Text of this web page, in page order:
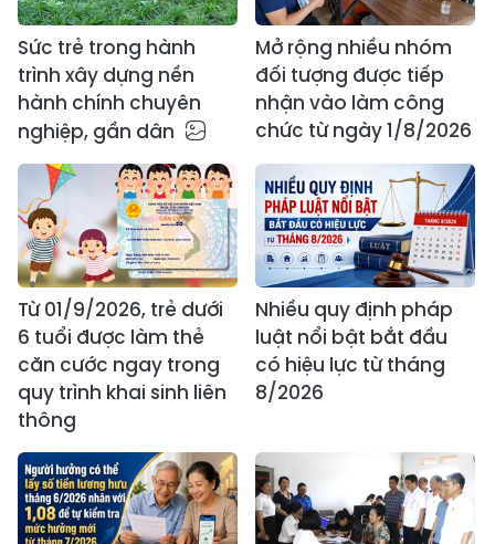
Sức trẻ trong hành
trình xây dựng nền
hành chính chuyên
nghiệp, gần dân
Mở rộng nhiều nhóm
đối tượng được tiếp
nhận vào làm công
chức từ ngày 1/8/2026
Từ 01/9/2026, trẻ dưới
6 tuổi được làm thẻ
căn cước ngay trong
quy trình khai sinh liên
thông
Nhiều quy định pháp
luật nổi bật bắt đầu
có hiệu lực từ tháng
8/2026